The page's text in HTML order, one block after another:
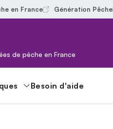
en France Génération Pêche
de pêche en France
Besoin d'aide